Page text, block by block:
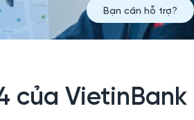
của VietinBank
Bạn cần hỗ trợ?